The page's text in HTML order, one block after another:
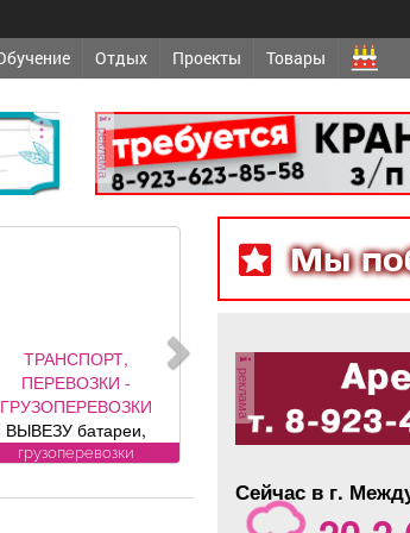
Отдых Проекты Товары
реклама
ТРАНСПОРТ,
ПЕРЕВОЗКИ -
ГРУЗОПЕРЕВОЗКИ
ВЫВЕЗУ батареи,
ванны, печки,
БЕСПЛАТНО.
грузоперевозки
Мы
реклама
Сейчас в г.